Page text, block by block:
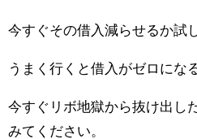
今すぐその借入減らせるか試
うまく行くと借入がゼロにな
今すぐリボ地獄から抜け出し
みてください。